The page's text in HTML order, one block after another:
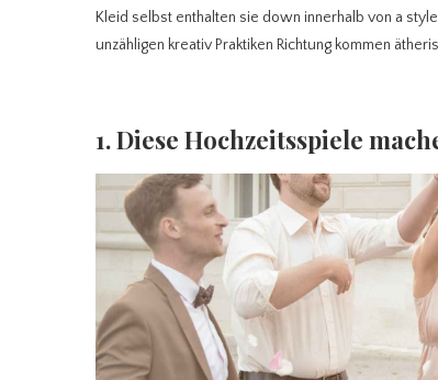
Kleid selbst enthalten sie down innerhalb von a
unzähligen kreativ Praktiken Richtung kommen
1. Diese Hochzeitsspiele